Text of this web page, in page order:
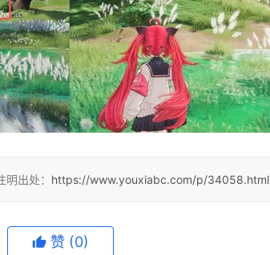
出处： https://www.youxiabc.com/p/34058.html
赞 (0)